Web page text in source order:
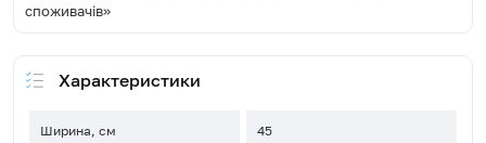
споживачів»
Характеристики
Ширина, см 45